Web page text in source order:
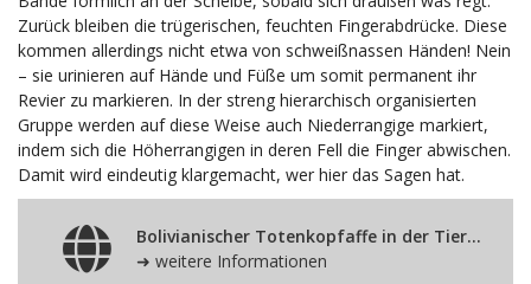
Zurück bleiben die trügerischen, feuchten Fingerabdrücke. Diese
kommen allerdings nicht etwa von schweißnassen Händen! Nein
– sie urinieren auf Hände und Füße um somit permanent ihr
Revier zu markieren. In der streng hierarchisch organisierten
Gruppe werden auf diese Weise auch Niederrangige markiert,
indem sich die Höherrangigen in deren Fell die Finger abwischen.
Damit wird eindeutig klargemacht, wer hier das Sagen hat.
Bolivianischer Totenkopfaffe in der Tierwelt Herberstein
➜ weitere Informationen